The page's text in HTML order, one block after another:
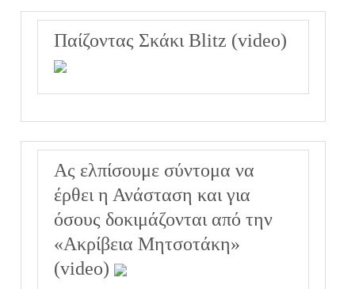
Παίζοντας Σκάκι Blitz (video)
Ας ελπίσουμε σύντομα να
έρθει η Ανάσταση και για
όσους δοκιμάζονται από την
«Ακρίβεια Μητσοτάκη»
(video)